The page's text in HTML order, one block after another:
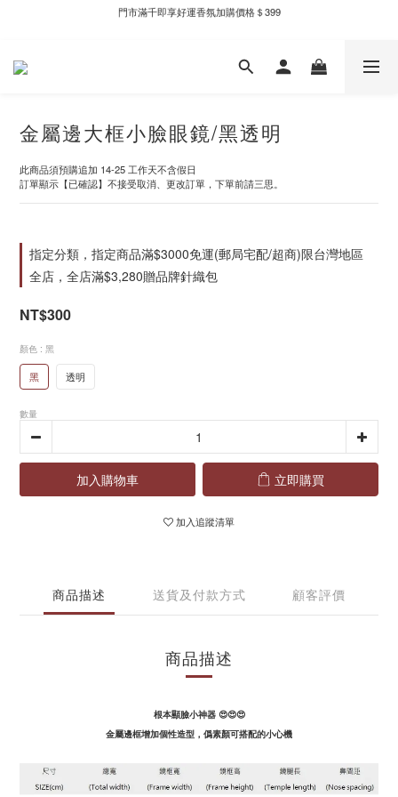
新自製款系列首批限時優惠｜單件95折，任兩件9折
門市滿千即享好運香氛加購價格＄399
金屬邊大框小臉眼鏡/黑透明
此商品須預購追加 14-25 工作天不含假日
訂單顯示【已確認】不接受取消、更改訂單，下單前請三思。
指定分類，指定商品滿$3000免運(郵局宅配/超商)限台灣地區
全店，全店滿$3,280贈品牌針織包
NT$300
顏色 : 黑
黑 透明
數量
加入購物車 立即購買
加入追蹤清單
商品描述 送貨及付款方式 顧客評價
商品描述
根本顯臉小神器 😍😍😍
金屬邊框增加個性造型，僞素顏可搭配的小心機